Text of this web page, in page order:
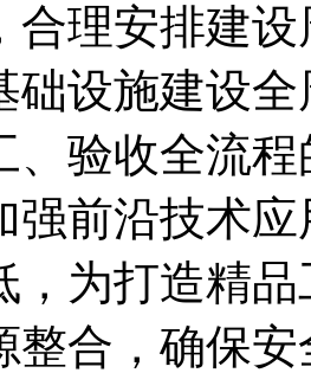
合理安排建设
础设施建设
、验收全流
强前沿技术应
， 为打造精
整合 ， 确保安